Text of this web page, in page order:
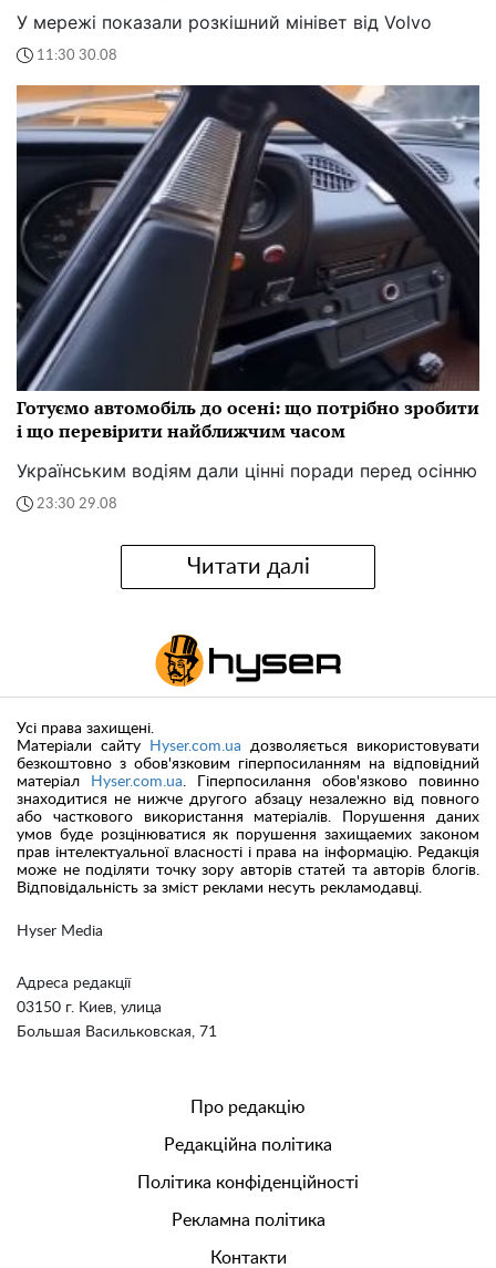
У мережі показали розкішний мінівет від Volvo
11:30 30.08
Готуємо автомобіль до осені: що потрібно зробити
і що перевірити найближчим часом
Українським водіям дали цінні поради перед осінню
23:30 29.08
Читати далі
Hyser Media
Адреса редакції
03150 г. Киев, улица
Большая Васильковская, 71
Усі права захищені.
Матеріали сайту
Hyser.com.ua дозволяється використовувати
безкоштовно з обов'язковим гіперпосиланням на відповідний
матеріал
Hyser.com.ua. Гіперпосилання обов'язково повинно
знаходитися не нижче другого абзацу незалежно від повного
або часткового використання матеріалів. Порушення даних
умов буде розцінюватися як порушення захищаемих законом
прав інтелектуальної власності і права на інформацію. Редакція
може не поділяти точку зору авторів статей та авторів блогів.
Відповідальність за зміст реклами несуть рекламодавці.
Про редакцію
Редакційна політика
Політика конфіденційності
Рекламна політика
Контакти